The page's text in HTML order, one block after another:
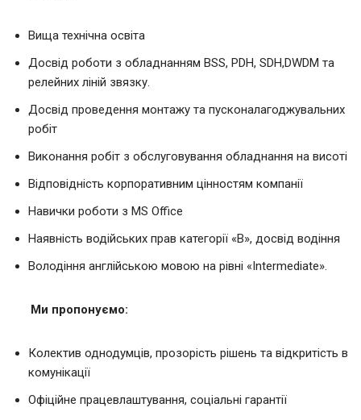
Вища технічна освіта
Досвід роботи з обладнанням BSS, PDH, SDH,DWDM та
релейних ліній звязку.
Досвід проведення монтажу та пусконалагоджувальних
робіт
Виконання робіт з обслуговування обладнання на висоті
Відповідність корпоративним цінностям компанії
Навички роботи з MS Office
Наявність водійських прав категорії «В», досвід водіння
Володіння англійською мовою на рівні «Intermediate».
Ми пропонуємо:
Колектив однодумців, прозорість рішень та відкритість в
комунікації
Офіційне працевлаштування, соціальні гарантії